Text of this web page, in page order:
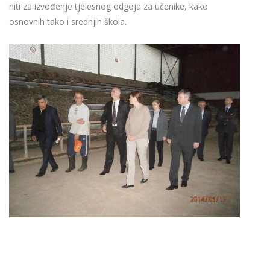
niti za izvođenje tjelesnog odgoja za učenike, kako
osnovnih tako i srednjih škola.